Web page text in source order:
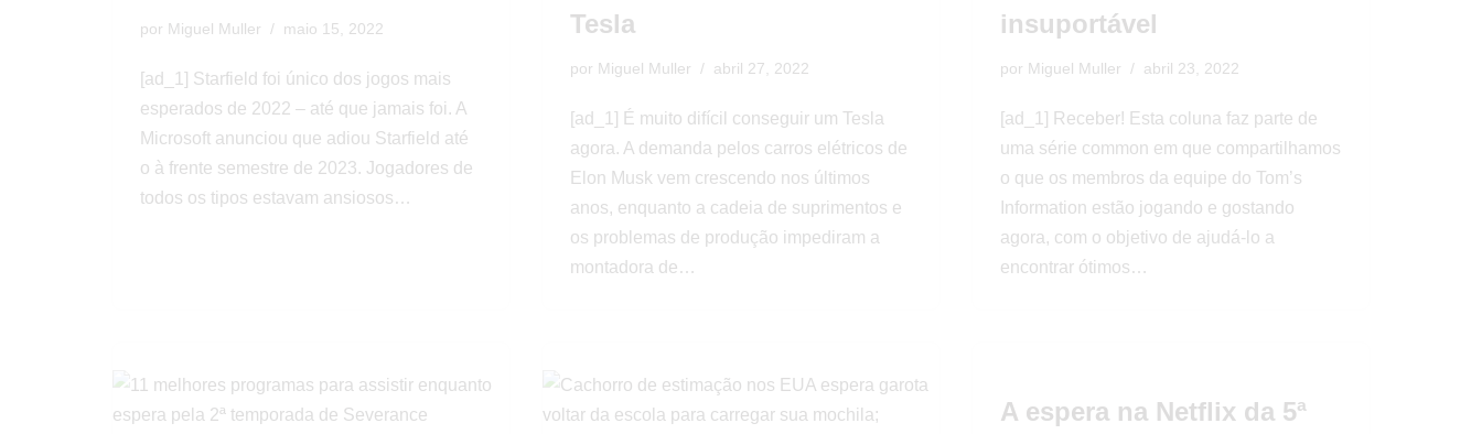
por Miguel Muller maio 15, 2022
[ad_1] Starfield foi único dos jogos mais
esperados de 2022 – até que jamais foi. A
Microsoft anunciou que adiou Starfield até
o à frente semestre de 2023. Jogadores de
todos os tipos estavam ansiosos…
Tesla
por Miguel Muller abril 27, 2022
[ad_1] É muito difícil conseguir um Tesla
agora. A demanda pelos carros elétricos de
Elon Musk vem crescendo nos últimos
anos, enquanto a cadeia de suprimentos e
os problemas de produção impediram a
montadora de…
insuportável
por Miguel Muller abril 23, 2022
[ad_1] Receber! Esta coluna faz parte de
uma série common em que compartilhamos
o que os membros da equipe do Tom’s
Information estão jogando e gostando
agora, com o objetivo de ajudá-lo a
encontrar ótimos…
A espera na Netflix da 5ª